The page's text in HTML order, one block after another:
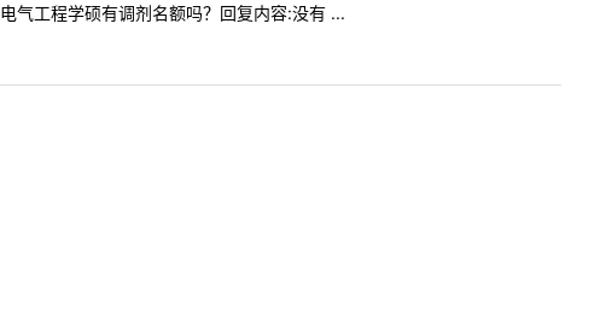
工程学硕有调剂名额吗？回复内容:没有 ...